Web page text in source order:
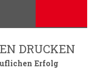
DRUCKEN
Erfolg